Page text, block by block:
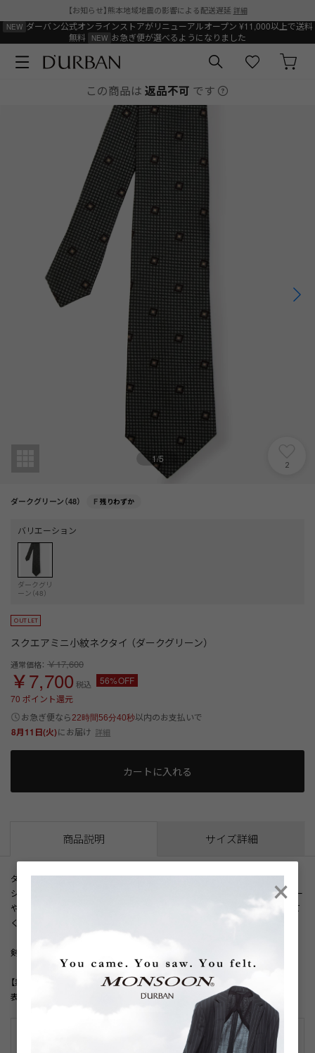
【お知らせ】熊本地域地震の影響による配送遅延 詳細
ダーバン公式オンラインストアがリニューアルオープン ¥11,000以上で送料
無料
お急ぎ便が選べるようになりました
この商品は 返品不可 です
1/5
2
ダークグリーン（48） F 残りわずか
バリエーション
ダークグリ
ーン（48）
スクエアミニ小紋ネクタイ （ダークグリーン）
通常価格： ￥17,600
￥7,700 税込
56%OFF
70 ポイント還元
お急ぎ便なら 22時間56分40秒以内のお支払いで
8月11日(火)にお届け 詳細
カートに入れる
商品説明 サイズ詳細
ダークグリーンに、さりげないスクエア小紋のネクタイ。
シルク素材の滑らかさと上品な光沢感も魅力です。グリーンカラーはネイビー
やモノトーンカラーとの相性も良く、スーツのコーディネートの幅をひろげて
くれる一本です。
剣先幅：8.0cm
【素材】
表地:シルク100.0% 裏地:キュプラ100.0%
×